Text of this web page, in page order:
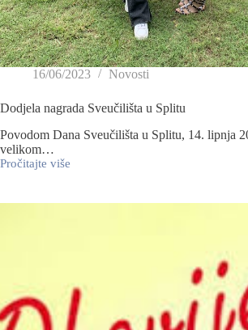
16/06/2023 Novosti
Dodjela nagrada Sveučilišta u Splitu
Povodom Dana Sveučilišta u Splitu, 14. lipnja
velikom…
Pročitajte više